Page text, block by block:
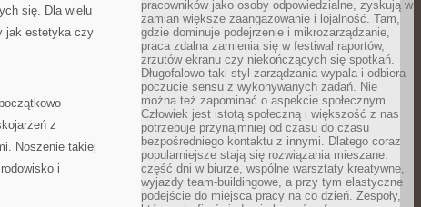
się. Dla wielu
jak estetyka czy
z
Noszenie takiej
i
pracowników jako osoby odpowiedzialne, zyskują w
zamian większe zaangażowanie i lojalność. Tam,
gdzie dominuje podejrzenie i mikrozarządzanie,
praca zdalna zamienia się w festiwal raportów,
zrzutów ekranu czy niekończących się spotkań.
Długofalowo taki styl zarządzania wypala i odbiera
poczucie sensu z wykonywanych zadań. Nie
można też zapominać o aspekcie społecznym.
Człowiek jest istotą społeczną i większość z nas
potrzebuje przynajmniej od czasu do czasu
bezpośredniego kontaktu z innymi. Dlatego coraz
popularniejsze stają się rozwiązania mieszane:
część dni w biurze, wspólne warsztaty kreatywne,
wyjazdy team-buildingowe, a przy tym elastyczne
podejście do miejsca pracy na co dzień. Zespoły,